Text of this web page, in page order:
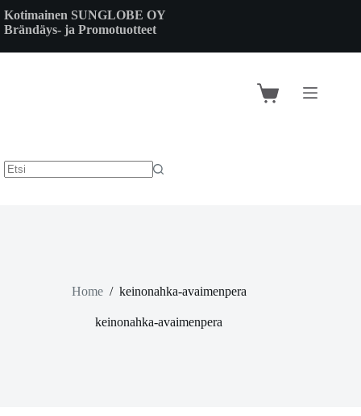
to
content
Kotimainen SUNGLOBE OY
Brändäys- ja Promotuotteet
Shopping
Home / keinonahka-avaimenpera
keinonahka-avaimenpera